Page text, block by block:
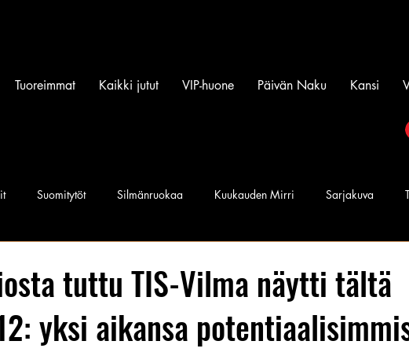
Tuoreimmat Kaikki jutut VIP-huone Päivän Naku Kansi
Suomitytöt Silmänruokaa Kuukauden Mirri Sarjakuva
Jan I. Somela e-Babe Mallit Penkkiurheilu Annie Mål
tuttu TIS-Vilma näytti tältä
yksi aikansa